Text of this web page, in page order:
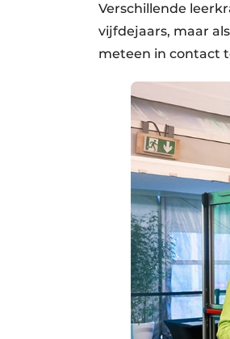
Verschillende
vijfdejaars, maar
meteen in contact